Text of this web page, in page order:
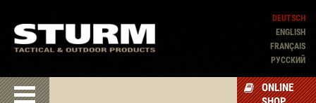
DEUTSCH
ENGLISH
FRANÇAIS
PУССКИЙ
ONLINE